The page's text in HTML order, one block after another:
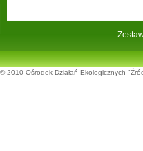
© 2010 Ośrodek Działań Ekologicznych